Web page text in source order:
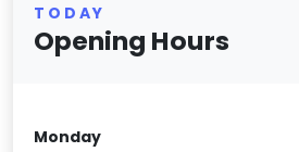
TODAY
Opening Hours
Monday